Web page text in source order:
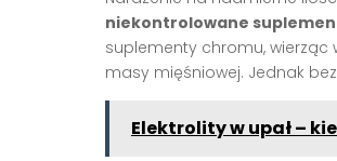
niekontrolowane
suplementy chromu, wierząc
masy mięśniowej. Jednak
Elektrolity w upał –